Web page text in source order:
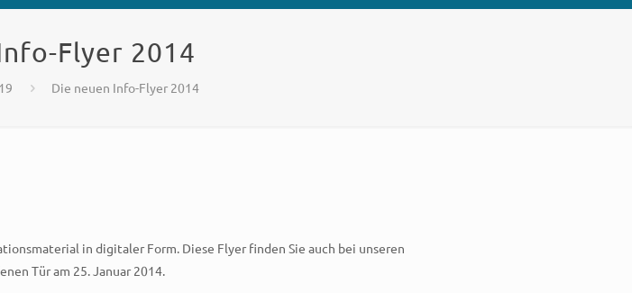
Flyer 2014
Die neuen Info-Flyer 2014
in digitaler Form. Diese Flyer finden Sie auch bei unseren
Tür am 25. Januar 2014.